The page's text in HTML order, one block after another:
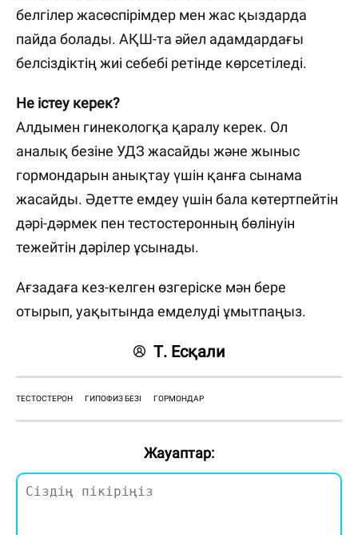
белгілер жасөспірімдер мен жас қыздарда
пайда болады. АҚШ-та әйел адамдардағы
белсіздіктің жиі себебі ретінде көрсетіледі.
Не істеу керек?
Алдымен гинекологқа қаралу керек. Ол
аналық безіне УДЗ жасайды және жыныс
гормондарын анықтау үшін қанға сынама
жасайды. Әдетте емдеу үшін бала көтертпейтін
дәрі-дәрмек пен тестостеронның бөлінуін
тежейтін дәрілер ұсынады.
Ағзадаға кез-келген өзгеріске мән бере
отырып, уақытында емделуді ұмытпаңыз.
Т. Есқали
ТЕСТОСТЕРОН ГИПОФИЗ БЕЗІ ГОРМОНДАР
Жауаптар: